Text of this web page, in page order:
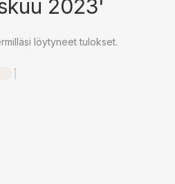
2023'
löytyneet tulokset.